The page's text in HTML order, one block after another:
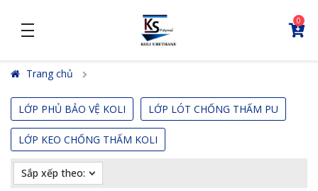
density_medium
0
Trang chủ
LỚP PHỦ BẢO VỆ KOLI LỚP LÓT CHỐNG THẤM PU
LỚP KEO CHỐNG THẤM KOLI
Sắp xếp theo: